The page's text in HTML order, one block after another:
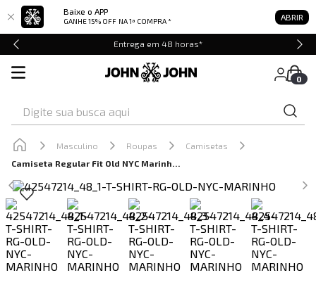
Baixe o APP
GANHE 15% OFF NA 1ª COMPRA * ABRIR
Entrega em 48 horas*
0
Masculino Roupas
Camisetas
Camiseta Regular Fit Old NYC Marinho John John Masculina